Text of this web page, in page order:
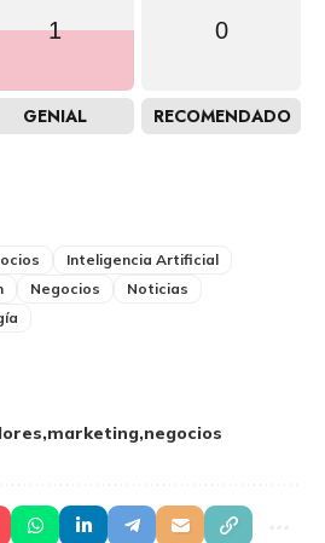
1
GENIAL
0
RECOMENDADO
Inteligencia Artificial
Negocios
Noticias
marketing negocios